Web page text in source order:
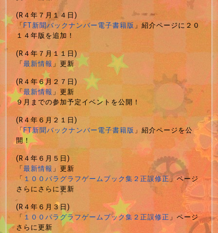
(R４年７月１４日)
「FT新聞バックナンバー電子書籍版」紹介ページに２０
１４年版を追加！
(R４年７月１１日)
「最新情報」更新
(R４年６月２７日)
「最新情報」更新
９月までの参加予定イベントを公開！
(R４年６月２１日)
「FT新聞バックナンバー電子書籍版」紹介ページを公
開！
(R４年６月５日)
「最新情報」更新
「１００パラグラフゲームブック集２正誤修正」ページ
さらにさらに更新
(R４年６月３日)
「 １００パラグラフゲームブック集２正誤修正」ページ
さらに更新